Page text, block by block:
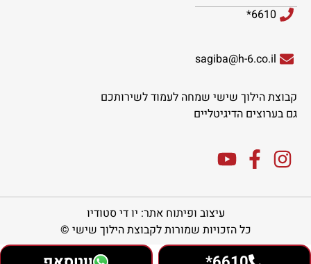
6610*
sagiba@h-6.co.il
קבוצת הילוך שישי שמחה לעמוד לשירותכם
גם בערוצים הדיגיטליים
עיצוב ופיתוח אתר: יו די סטודיו
כל הזכויות שמורות לקבוצת הילוך שישי ©